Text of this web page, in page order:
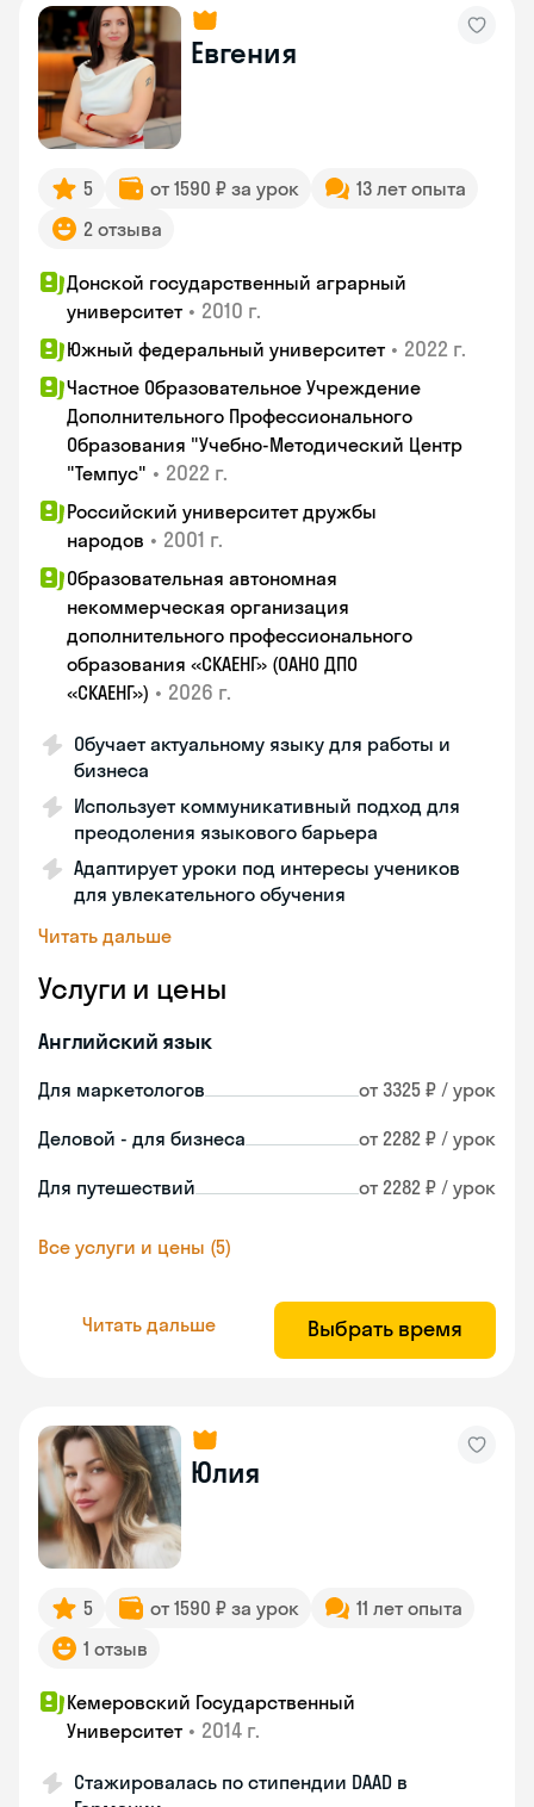
Евгения
5 от 1590 ₽ за урок
13 лет опыта
2 отзыва
Донской государственный аграрный
университет • 2010 г.
Южный федеральный университет • 2022 г.
Частное Образовательное Учреждение
Дополнительного Профессионального
Образования "Учебно-Методический Центр
"Темпус" • 2022 г.
Российский университет дружбы
народов • 2001 г.
Образовательная автономная
некоммерческая организация
дополнительного профессионального
образования «СКАЕНГ» (ОАНО ДПО
«СКАЕНГ») • 2026 г.
Обучает актуальному языку для работы и
бизнеса
Использует коммуникативный подход для
преодоления языкового барьера
Адаптирует уроки под интересы учеников
для увлекательного обучения
Читать дальше
Услуги и цены
Английский язык
Для маркетологов от 3325 ₽ / урок
Деловой - для бизнеса от 2282 ₽ / урок
Для путешествий от 2282 ₽ / урок
Все услуги и цены (5)
Читать дальше Выбрать время
Юлия
5 от 1590 ₽ за урок
11 лет опыта
1 отзыв
Кемеровский Государственный
Университет • 2014 г.
Стажировалась по стипендии DAAD в